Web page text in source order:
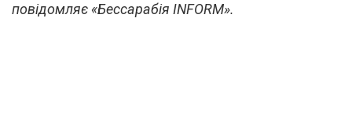
повідомляє «Бессарабія INFORM».